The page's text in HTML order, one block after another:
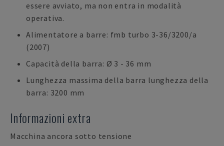
essere avviato, ma non entra in modalità
operativa.
Alimentatore a barre: fmb turbo 3-36/3200/a
(2007)
Capacità della barra: Ø 3 - 36 mm
Lunghezza massima della barra lunghezza della
barra: 3200 mm
Informazioni extra
Macchina ancora sotto tensione